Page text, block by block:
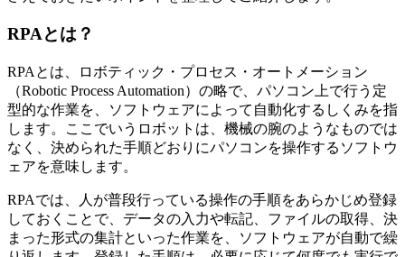
RPAとは？
RPAとは、ロボティック・プロセス・オートメーション
（Robotic Process Automation）の略で、パソコン上で行う定
型的な作業を、ソフトウェアによって自動化するしくみを指
します。ここでいうロボットは、機械の腕のようなものでは
なく、決められた手順どおりにパソコンを操作するソフトウ
ェアを意味します。
RPAでは、人が普段行っている操作の手順をあらかじめ登録
しておくことで、データの入力や転記、ファイルの取得、決
まった形式の集計といった作業を、ソフトウェアが自動で繰